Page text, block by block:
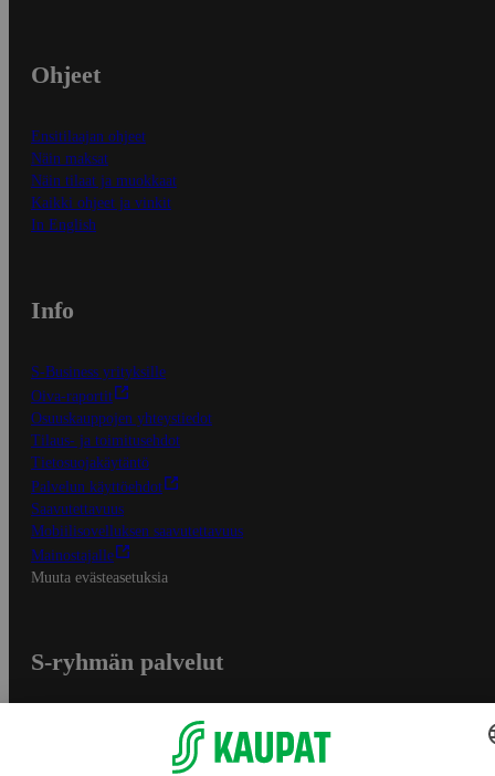
Ohjeet
Ensitilaajan ohjeet
Näin maksat
Näin tilaat ja muokkaat
Kaikki ohjeet ja vinkit
In English
Info
S-Business yrityksille
Oiva-raportit
Osuuskauppojen yhteystiedot
Tilaus- ja toimitusehdot
Tietosuojakäytäntö
Palvelun käyttöehdot
Saavutettavuus
Mobiilisovelluksen saavutettavuus
Mainostajalle
Muuta evästeasetuksia
S-ryhmän palvelut